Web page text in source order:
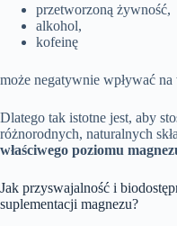
przetworzoną żywność,
alkohol,
kofeinę
może negatywnie wpływać na
Dlatego tak istotne jest, aby
różnorodnych, naturalnych
właściwego poziomu
Jak przyswajalność i
suplementacji magnezu?